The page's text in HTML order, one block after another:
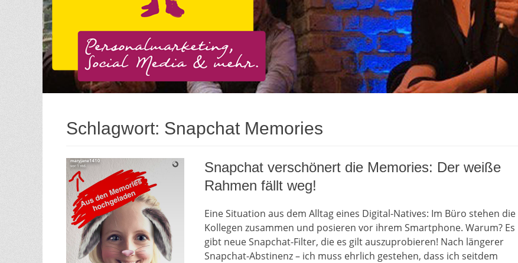
Schlagwort: Snapchat Memories
Snapchat verschönert die Memories: Der weiße
Rahmen fällt weg!
Eine Situation aus dem Alltag eines Digital-Natives: Im Büro stehen die
Kollegen zusammen und posieren vor ihrem Smartphone. Warum? Es
gibt neue Snapchat-Filter, die es gilt auszuprobieren! Nach längerer
Snapchat-Abstinenz – ich muss ehrlich gestehen, dass ich seitdem